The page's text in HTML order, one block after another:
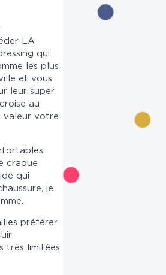
LA
qui
les plus
et vous
leur super
au
valeur votre
craque
qui
je
préférer
très limitées